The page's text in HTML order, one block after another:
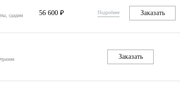
сдадим
56 600 ₽ Подробнее Заказать
Заказать